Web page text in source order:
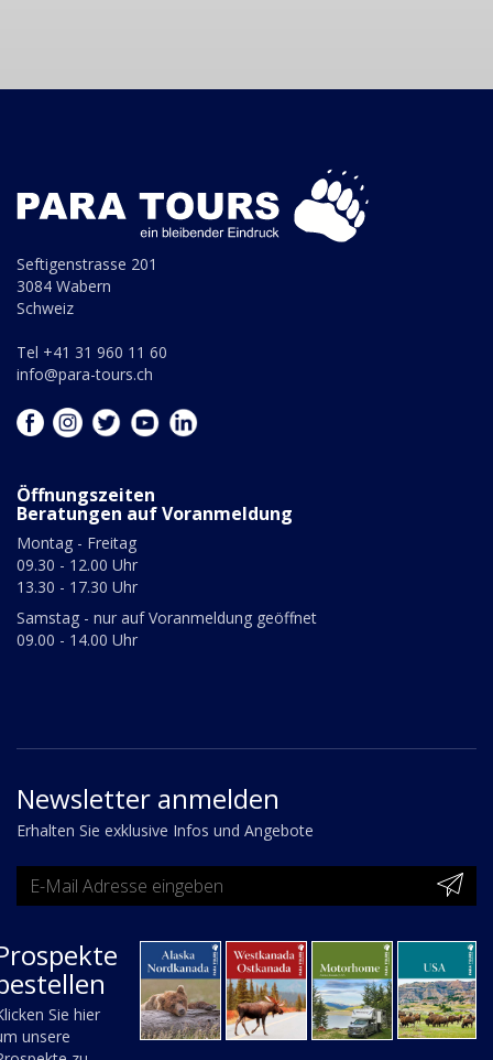
Seftigenstrasse 201
3084 Wabern
Schweiz
Tel +41 31 960 11 60
info@para-tours.ch
Öffnungszeiten
Beratungen auf Voranmeldung
Montag - Freitag
09.30 - 12.00 Uhr
13.30 - 17.30 Uhr
Samstag - nur auf Voranmeldung geöffnet
09.00 - 14.00 Uhr
Newsletter anmelden
Erhalten Sie exklusive Infos und Angebote
Sie hier
unsere